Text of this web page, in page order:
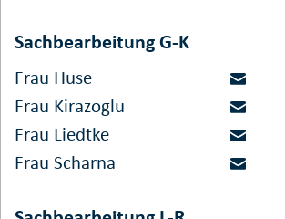
Sachbearbeitung G-K
Frau Huse
Frau Kirazoglu
Frau Liedtke
Frau Scharna